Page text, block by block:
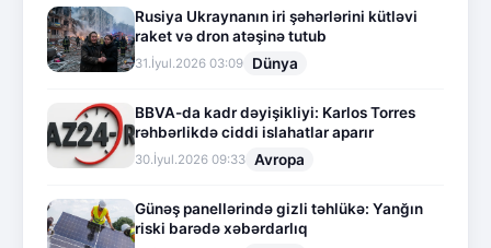
Rusiya Ukraynanın iri şəhərlərini kütləvi
raket və dron atəşinə tutub
31.İyul.2026 03:09 Dünya
BBVA-da kadr dəyişikliyi: Karlos Torres
rəhbərlikdə ciddi islahatlar aparır
30.İyul.2026 09:33 Avropa
Günəş panellərində gizli təhlükə: Yanğın
riski barədə xəbərdarlıq